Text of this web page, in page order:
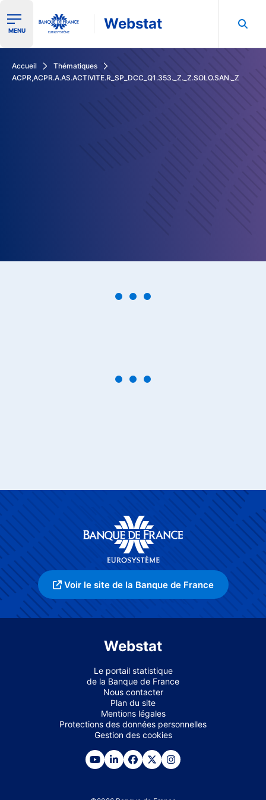
Ouvrir le menu de navigation
MENU Webstat
Accueil
Thématiques
ACPR,ACPR.A.AS.ACTIVITE.R_SP_DCC_Q1.353._Z._Z.SOLO.SAN._Z
Voir le site de la Banque de France
Webstat
Le portail statistique
de la Banque de France
Nous contacter
Plan du site
Mentions légales
Protections des données personnelles
Gestion des cookies